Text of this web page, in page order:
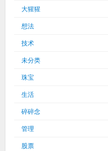
大猩猩
想法
技术
未分类
珠宝
生活
碎碎念
管理
股票